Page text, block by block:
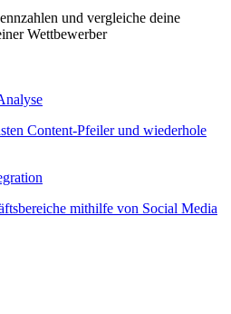
und vergleiche deine
Wettbewerber
Content-Pfeiler und wiederhole
mithilfe von Social Media